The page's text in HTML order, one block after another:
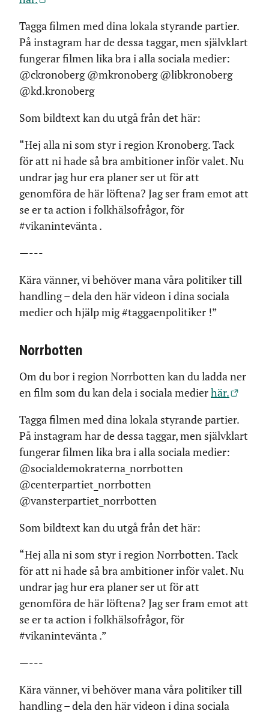
Tagga filmen med dina lokala styrande partier.
På instagram har de dessa taggar, men självklart
fungerar filmen lika bra i alla sociala medier:
@ckronoberg @mkronoberg @libkronoberg
@kd.kronoberg
Som bildtext kan du utgå från det här:
“Hej alla ni som styr i region Kronoberg. Tack
för att ni hade så bra ambitioner inför valet. Nu
undrar jag hur era planer ser ut för att
genomföra de här löftena? Jag ser fram emot att
se er ta action i folkhälsofrågor, för
#vikanintevänta .
—---
Kära vänner, vi behöver mana våra politiker till
handling – dela den här videon i dina sociala
medier och hjälp mig #taggaenpolitiker !”
Norrbotten
Om du bor i region Norrbotten kan du ladda ner
en film som du kan dela i sociala medierhär.
Tagga filmen med dina lokala styrande partier.
På instagram har de dessa taggar, men självklart
fungerar filmen lika bra i alla sociala medier:
@socialdemokraterna_norrbotten
@centerpartiet_norrbotten
@vansterpartiet_norrbotten
Som bildtext kan du utgå från det här:
“Hej alla ni som styr i region Norrbotten. Tack
för att ni hade så bra ambitioner inför valet. Nu
undrar jag hur era planer ser ut för att
genomföra de här löftena? Jag ser fram emot att
se er ta action i folkhälsofrågor, för
#vikanintevänta .”
—---
Kära vänner, vi behöver mana våra politiker till
handling – dela den här videon i dina sociala